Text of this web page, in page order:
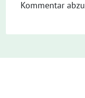
Kommentar